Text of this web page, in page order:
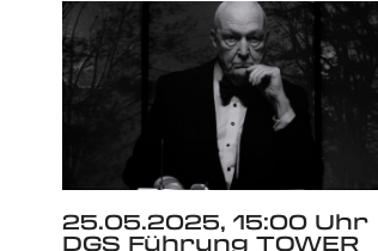
25.05.2025, 15:00 Uhr
DGS Führung TOWER